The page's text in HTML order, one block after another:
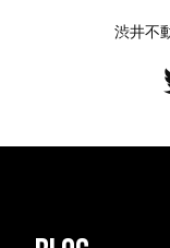
渋井不